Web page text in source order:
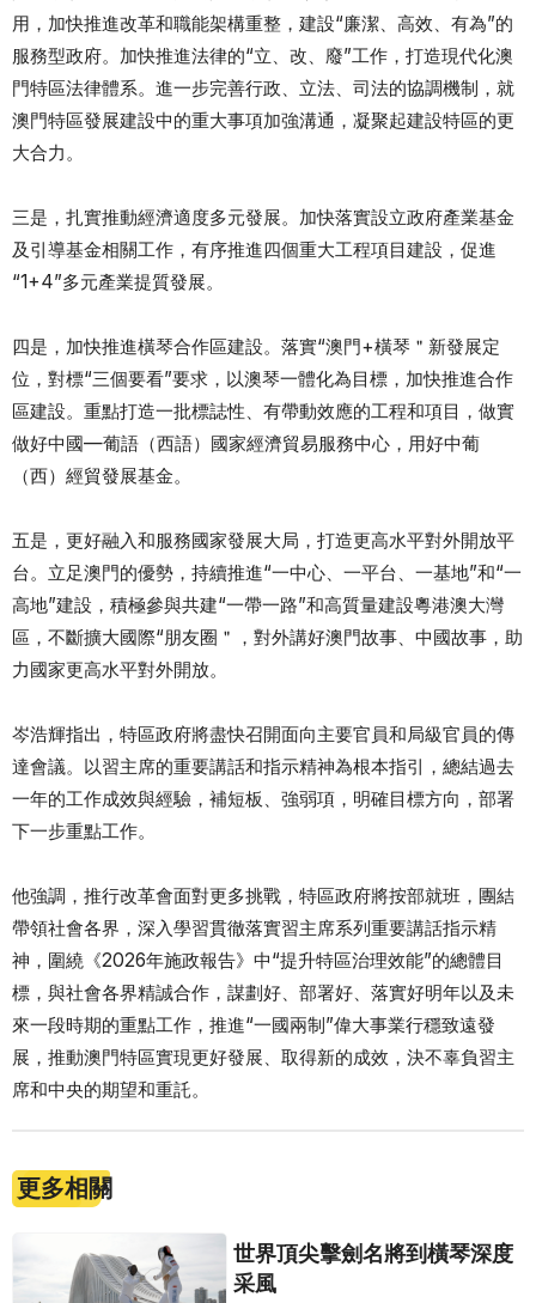
用，加快推進改革和職能架構重整，建設“廉潔、高效、有為”的
服務型政府。加快推進法律的“立、改、廢”工作，打造現代化澳
門特區法律體系。進一步完善行政、立法、司法的協調機制，就
澳門特區發展建設中的重大事項加強溝通，凝聚起建設特區的更
大合力。
三是，扎實推動經濟適度多元發展。加快落實設立政府產業基金
及引導基金相關工作，有序推進四個重大工程項目建設，促進
“1+4”多元產業提質發展。
四是，加快推進橫琴合作區建設。落實“澳門+橫琴＂新發展定
位，對標“三個要看”要求，以澳琴一體化為目標，加快推進合作
區建設。重點打造一批標誌性、有帶動效應的工程和項目，做實
做好中國—葡語（西語）國家經濟貿易服務中心，用好中葡
（西）經貿發展基金。
五是，更好融入和服務國家發展大局，打造更高水平對外開放平
台。立足澳門的優勢，持續推進“一中心、一平台、一基地”和“一
高地”建設，積極參與共建“一帶一路”和高質量建設粵港澳大灣
區，不斷擴大國際“朋友圈＂，對外講好澳門故事、中國故事，助
力國家更高水平對外開放。
岑浩輝指出，特區政府將盡快召開面向主要官員和局級官員的傳
達會議。以習主席的重要講話和指示精神為根本指引，總結過去
一年的工作成效與經驗，補短板、強弱項，明確目標方向，部署
下一步重點工作。
他強調，推行改革會面對更多挑戰，特區政府將按部就班，團結
帶領社會各界，深入學習貫徹落實習主席系列重要講話指示精
神，圍繞《2026年施政報告》中“提升特區治理效能”的總體目
標，與社會各界精誠合作，謀劃好、部署好、落實好明年以及未
來一段時期的重點工作，推進“一國兩制”偉大事業行穩致遠發
展，推動澳門特區實現更好發展、取得新的成效，決不辜負習主
席和中央的期望和重託。
更多相關
世界頂尖擊劍名將到橫琴深度
采風